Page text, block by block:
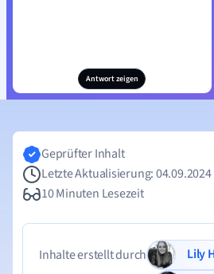
Antwort zeigen
Geprüfter Inhalt
Letzte Aktualisierung: 04.09.2024
10 Minuten Lesezeit
Inhalte erstellt durch